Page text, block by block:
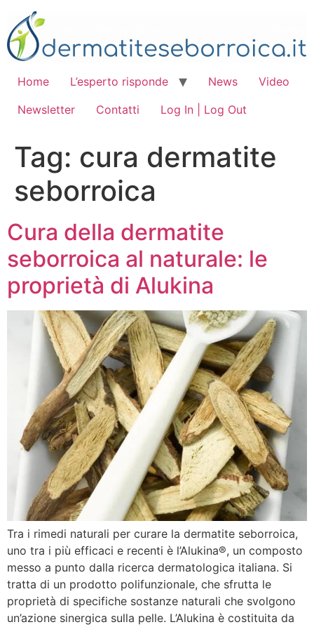
contenuto
Home L’esperto risponde News
Video
Newsletter
Contatti Log In | Log Out
Tag: cura dermatite
seborroica
Cura della dermatite
seborroica al naturale: le
proprietà di Alukina
Tra i rimedi naturali per curare la dermatite seborroica,
uno tra i più efficaci e recenti è l’Alukina®, un composto
messo a punto dalla ricerca dermatologica italiana. Si
tratta di un prodotto polifunzionale, che sfrutta le
proprietà di specifiche sostanze naturali che svolgono
un’azione sinergica sulla pelle. L’Alukina è costituita da